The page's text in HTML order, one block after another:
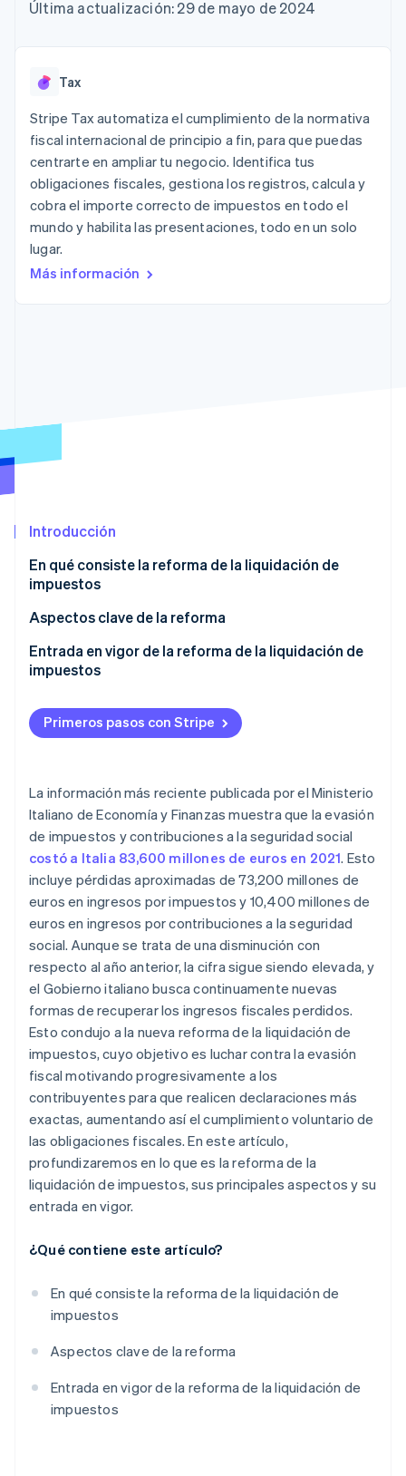
Authorization
Link
Proceso de
acelerado
Recognition
Automatización
Sincronización
de datos
Más
Product roadmap
Ver lo que viene
Radar
Mirar ahora
Gestión del dinero
SaaS
Por sector
Empresas de IA
Economía de los
creadores
Juegos
Hostelería, viajes y ocio
Medios de
entretenimiento
Gestionar
Ofrecer cobro por
monedas estables
Aprovisiona y gestiona
servicios con agentes
aplicaciones
Blog de
Empresa
Sala de prensa
Stripe Press
Contacto
Última actualización: 29 de mayo de 2024
Tax
Stripe Tax automatiza el cumplimiento de la normativa
fiscal internacional de principio a fin, para que puedas
centrarte en ampliar tu negocio. Identifica tus
obligaciones fiscales, gestiona los registros, calcula y
cobra el importe correcto de impuestos en todo el
mundo y habilita las presentaciones, todo en un solo
lugar.
Más información
Introducción
En qué consiste la reforma de la liquidación de
impuestos
Aspectos clave de la reforma
Liquidación de impuestos con contradictorio
preventivo
Notificaciones y comunicaciones en el domicilio
fiscal digital
Prevención y lucha contra la evasión y el fraude del
IVA
Plazos de prescripción y caducidad revisados para
la liquidación de impuestos
Regulación del acuerdo de acreedores a dos años
Entrada en vigor de la reforma de la liquidación de
impuestos
Primeros pasos con Stripe
La información más reciente publicada por el Ministerio
Italiano de Economía y Finanzas muestra que la evasión
de impuestos y contribuciones a la seguridad social
costó a Italia 83,600 millones de euros en 2021. Esto
incluye pérdidas aproximadas de 73,200 millones de
euros en ingresos por impuestos y 10,400 millones de
euros en ingresos por contribuciones a la seguridad
social. Aunque se trata de una disminución con
respecto al año anterior, la cifra sigue siendo elevada, y
el Gobierno italiano busca continuamente nuevas
formas de recuperar los ingresos fiscales perdidos.
Esto condujo a la nueva reforma de la liquidación de
impuestos, cuyo objetivo es luchar contra la evasión
fiscal motivando progresivamente a los
contribuyentes para que realicen declaraciones más
exactas, aumentando así el cumplimiento voluntario de
las obligaciones fiscales. En este artículo,
profundizaremos en lo que es la reforma de la
liquidación de impuestos, sus principales aspectos y su
entrada en vigor.
¿Qué contiene este artículo?
En qué consiste la reforma de la liquidación de
impuestos
Aspectos clave de la reforma
Entrada en vigor de la reforma de la liquidación de
impuestos